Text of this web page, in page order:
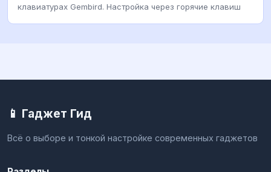
клавиатурах Gembird. Настройка через горячие клавиш
📱 Гаджет Гид
Всё о выборе и тонкой настройке современных гаджетов